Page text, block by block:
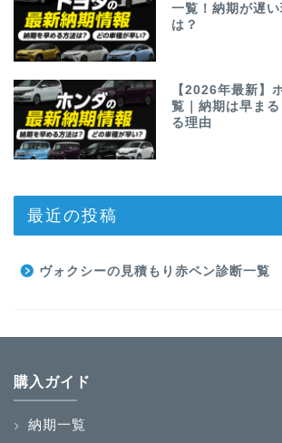
一覧！納期が遅
は？
【2026年最新】
覧｜納期は早ま
る理由
最近の投稿
ヴォクシーの見積もり赤ペン診断一覧
購入ガイド
納期一覧